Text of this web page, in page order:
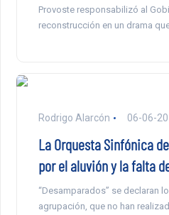
Provoste responsabilizó al
reconstrucción en un drama
Rodrigo Alarcón 06-06-
La Orquesta Sinfónica
por el aluvión y la falta
“Desamparados” se declaran
agrupación, que no han